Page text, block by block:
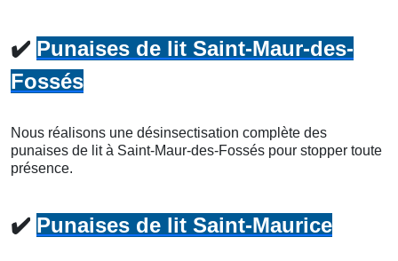
✔️ Punaises de lit Saint-Maur-des-
Fossés
Nous réalisons une désinsectisation complète des
punaises de lit à Saint-Maur-des-Fossés pour stopper toute
présence.
✔️ Punaises de lit Saint-Maurice